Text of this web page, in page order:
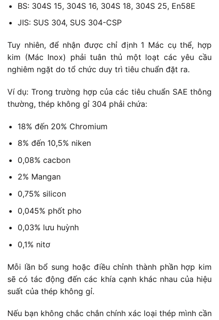
BS: 304S 15, 304S 16, 304S 18, 304S 25, En58E
JIS: SUS 304, SUS 304-CSP
Tuy nhiên, để nhận được chỉ định 1 Mác cụ thể, hợp
kim (Mác Inox) phải tuân thủ một loạt các yêu cầu
nghiêm ngặt do tổ chức duy trì tiêu chuẩn đặt ra.
Ví dụ: Trong trường hợp của các tiêu chuẩn SAE thông
thường, thép không gỉ 304 phải chứa:
18% đến 20% Chromium
8% đến 10,5% niken
0,08% cacbon
2% Mangan
0,75% silicon
0,045% phốt pho
0,03% lưu huỳnh
0,1% nitơ
Mỗi lần bổ sung hoặc điều chỉnh thành phần hợp kim
sẽ có tác động đến các khía cạnh khác nhau của hiệu
suất của thép không gỉ.
Nếu bạn không chắc chắn chính xác loại thép mình cần